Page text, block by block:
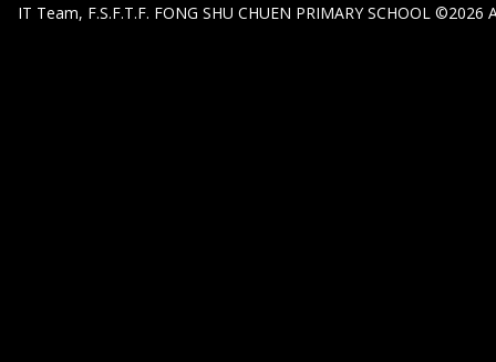
IT Team, F.S.F.T.F. FONG SHU CHUEN PRIMARY SCHOOL ©2026